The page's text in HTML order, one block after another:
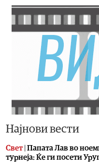
Најнови вести
Свет| Папата Лав во
турнеја: Ќе ги посети